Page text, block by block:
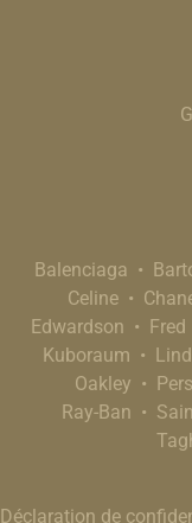
Balenciaga
Celine
Edwardson
Fred
Kuboraum
Oakley
Ray-Ban
Déclaration de